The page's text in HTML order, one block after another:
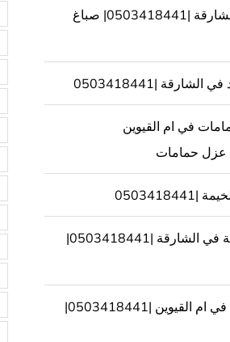
شركة صبغ في الشارقة |0503418441| صباغ
|0503418441
في ام القيوين
شركة صيانة عامة في الشارقة |0503418441|
تركيب فورسيلنج في ام القيوين |0503418441|